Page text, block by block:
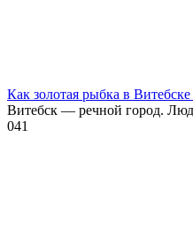
Как золотая рыбка в Витебске
Витебск — речной город.
041